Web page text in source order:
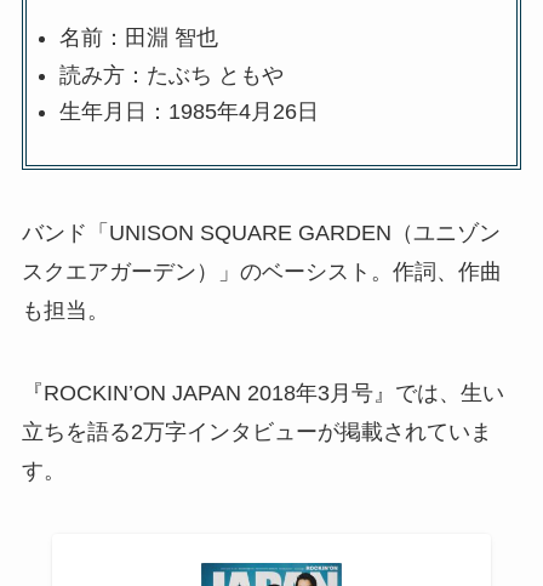
名前：田淵 智也
読み方：たぶち ともや
生年月日：1985年4月26日
バンド「UNISON SQUARE GARDEN（ユニゾン
スクエアガーデン）」のベーシスト。作詞、作曲
も担当。
『ROCKIN’ON JAPAN 2018年3月号』では、生い
立ちを語る2万字インタビューが掲載されていま
す。